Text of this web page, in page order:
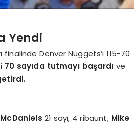
Yendi
Denver Nuggets’ı 115-70
70 sayıda tutmayı başardı ve
21 sayı, 4 ribaunt; Mike